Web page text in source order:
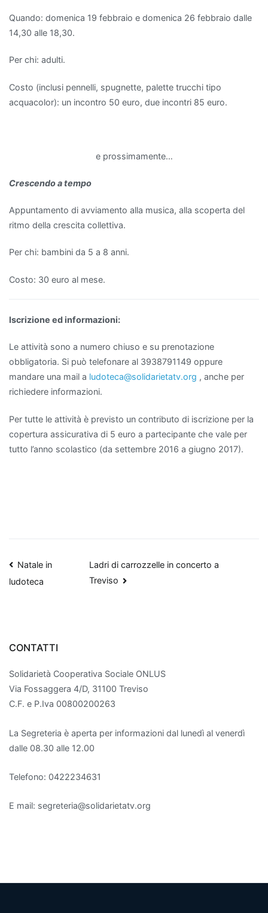
Quando: domenica 19 febbraio e domenica 26 febbraio dalle
14,30 alle 18,30.
Per chi: adulti.
Costo (inclusi pennelli, spugnette, palette trucchi tipo
acquacolor): un incontro 50 euro, due incontri 85 euro.
e prossimamente…
Crescendo a tempo
Appuntamento di avviamento alla musica, alla scoperta del
ritmo della crescita collettiva.
Per chi: bambini da 5 a 8 anni.
Costo: 30 euro al mese.
Iscrizione ed informazioni:
Le attività sono a numero chiuso e su prenotazione
obbligatoria. Si può telefonare al 3938791149 oppure
mandare una mail a ludoteca@solidarietatv.org , anche per
richiedere informazioni.
Per tutte le attività è previsto un contributo di iscrizione per la
copertura assicurativa di 5 euro a partecipante che vale per
tutto l’anno scolastico (da settembre 2016 a giugno 2017).
Navigazione
articoli
Natale in
ludoteca
Ladri di carrozzelle in concerto a
Treviso
CONTATTI
Solidarietà Cooperativa Sociale ONLUS
Via Fossaggera 4/D, 31100 Treviso
C.F. e P.Iva 00800200263
La Segreteria è aperta per informazioni dal lunedì al venerdì
dalle 08.30 alle 12.00
Telefono: 0422234631
E mail: segreteria@solidarietatv.org